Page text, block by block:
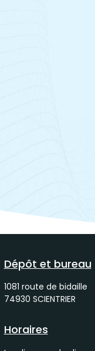
Dépôt et bureau
1081 route de bidaille
74930 SCIENTRIER
Horaires